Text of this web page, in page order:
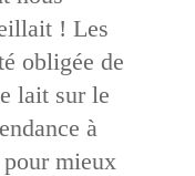
! Les
obligée de
lait sur le
à
mieux